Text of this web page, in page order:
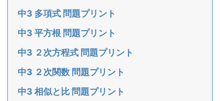
中3 多項式 問題プリント
中3 平方根 問題プリント
中3 ２次方程式 問題プリント
中3 ２次関数 問題プリント
中3 相似と比 問題プリント